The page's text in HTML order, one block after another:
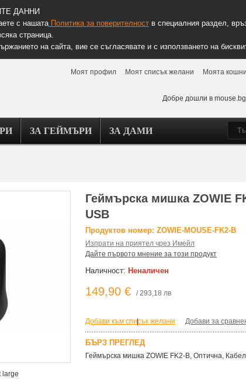
ДАННИ
с нашатаПолитика за поверителноств специалния раздел,
страница.
на сайта, вие се съгласявате и с използването на
Моят профил Моят списък желани Моята
Добре дошли в
ЗА ГЕЙМЪРИ ЗА ДАМИ
large
Геймърска мишка ZOWIE
USB
Продуктов номер: ZOWIE-MOUSE-FK2-B
Изпрати на приятел чрез Имейл
Дайте първото мнение за този продукт
Наличност: Неналичен
149,90 € / 293,18 лв
Добави към списък желани
| Добави за
БЪРЗ ПРЕГЛЕД
Геймърска мишка ZOWIE FK2-B, Оптична,